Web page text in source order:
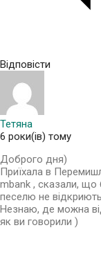
Відповісти
Тетяна
6 роки(ів) тому
Доброго дня)
Приїхала в
mbank , сказали, що
песелю не
Незнаю, де можна
як ви говорили )